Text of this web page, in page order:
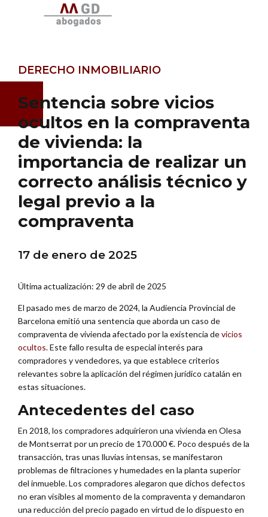
DERECHO INMOBILIARIO
Sentencia sobre vicios
ocultos en la compraventa
de vivienda: la
importancia de realizar un
correcto análisis técnico y
legal previo a la
compraventa
17 de enero de 2025
Última actualización: 29 de abril de 2025
El pasado mes de marzo de 2024, la Audiencia Provincial de
Barcelona emitió una sentencia que aborda un caso de
compraventa de vivienda afectado por la existencia devicios
ocultos. Este fallo resulta de especial interés para
compradores y vendedores, ya que establece criterios
relevantes sobre la aplicación del régimen jurídico catalán en
estas situaciones.
Antecedentes del caso
En 2018, los compradores adquirieron una vivienda en Olesa
de Montserrat por un precio de 170.000 €. Poco después de la
transacción, tras unas lluvias intensas, se manifestaron
problemas de filtraciones y humedades en la planta superior
del inmueble. Los compradores alegaron que dichos defectos
no eran visibles al momento de la compraventa y demandaron
una reducción del precio pagado en virtud de lo dispuesto en